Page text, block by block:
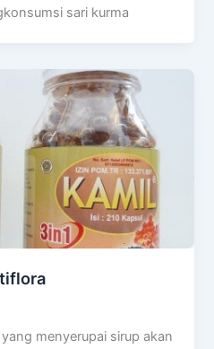
sari kurma
menyerupai sirup akan